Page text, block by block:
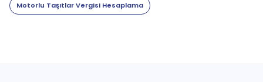
Motorlu Taşıtlar Vergisi Hesaplama